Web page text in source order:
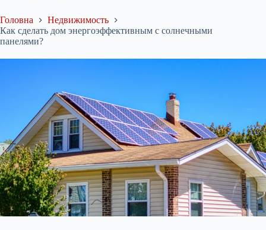
Головна
Недвижимость
Как сделать дом энергоэффективным с солнечными
панелями?